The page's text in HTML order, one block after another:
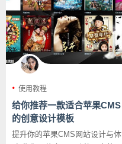
使用教程
给你推荐一款适合苹果CMS
的创意设计模板
提升你的苹果CMS网站设计与体